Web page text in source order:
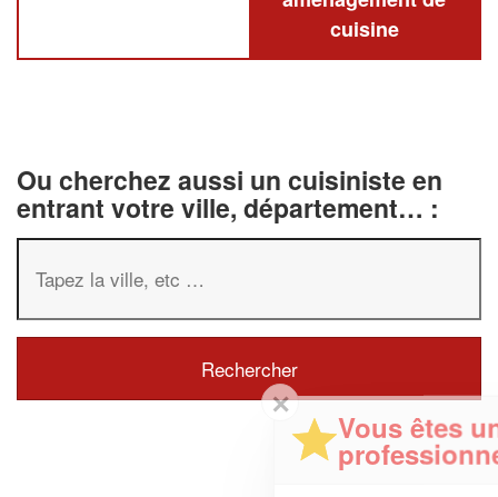
cuisine
Ou cherchez aussi un cuisiniste en
entrant votre ville, département… :
✕
Vous êtes un
professionnel ?